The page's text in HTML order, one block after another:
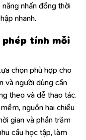
nhấn đồng thời
nhanh.
phép tính mỗi
chọn phù hợp cho
và người dùng cần
theo và dễ thao tác.
nguồn hai chiều
gian và phần trăm
cầu học tập, làm